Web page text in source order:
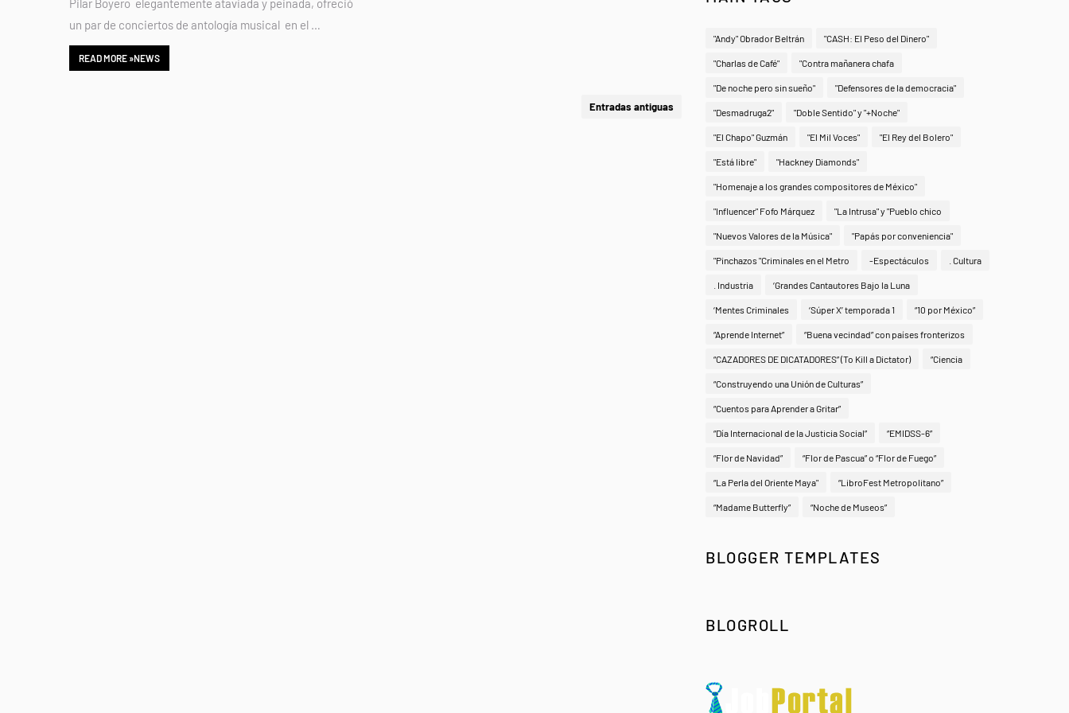
Pilar Boyero elegantemente ataviada y peinada, ofreció
un par de conciertos de antología musical en el …
READ MORE »NEWS
Entradas antiguas
"Andy" Obrador Beltrán "CASH: El Peso del Dinero"
"Charlas de Café" "Contra mañanera chafa
"De noche pero sin sueño" "Defensores de la democracia"
"Desmadruga2" "Doble Sentido" y "+Noche"
"El Chapo" Guzmán "El Mil Voces" "El Rey del Bolero"
"Está libre" "Hackney Diamonds"
"Homenaje a los grandes compositores de México"
"Influencer" Fofo Márquez "La Intrusa" y "Pueblo chico
"Nuevos Valores de la Música" "Papás por conveniencia"
"Pinchazos "Criminales en el Metro -Espectáculos . Cultura
. Industria ‘Grandes Cantautores Bajo la Luna
‘Mentes Criminales ‘Súper X’ temporada 1 “10 por México”
“Aprende Internet” “Buena vecindad” con países fronterizos
“CAZADORES DE DICATADORES” (To Kill a Dictator) “Ciencia
“Construyendo una Unión de Culturas”
“Cuentos para Aprender a Gritar”
“Día Internacional de la Justicia Social” “EMIDSS-6”
“Flor de Navidad” “Flor de Pascua” o “Flor de Fuego”
“La Perla del Oriente Maya" “LibroFest Metropolitano”
“Madame Butterfly” “Noche de Museos”
BLOGGER TEMPLATES
BLOGROLL